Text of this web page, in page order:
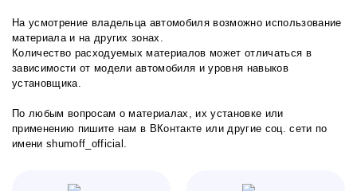
На усмотрение владельца автомобиля возможно использование
материала и на других зонах.
Количество расходуемых материалов может отличаться в
зависимости от модели автомобиля и уровня навыков
установщика.
По любым вопросам о материалах, их установке или
применению пишите нам в ВКонтакте или другие соц. сети по
имени shumoff_official.